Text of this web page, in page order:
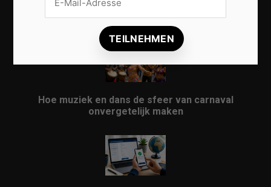
Vrijwilligers maken van carnaval een onvergetelijk
evenement
Hoe muziek en dans de sfeer van carnaval
onvergetelijk maken